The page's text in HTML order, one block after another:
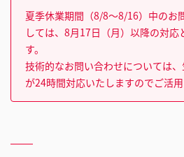
夏季休業期間（8/8～8/16）中のお
しては、8月17日（月）以降の対応
す。
技術的なお問い合わせについては
が24時間対応いたしますのでご活用